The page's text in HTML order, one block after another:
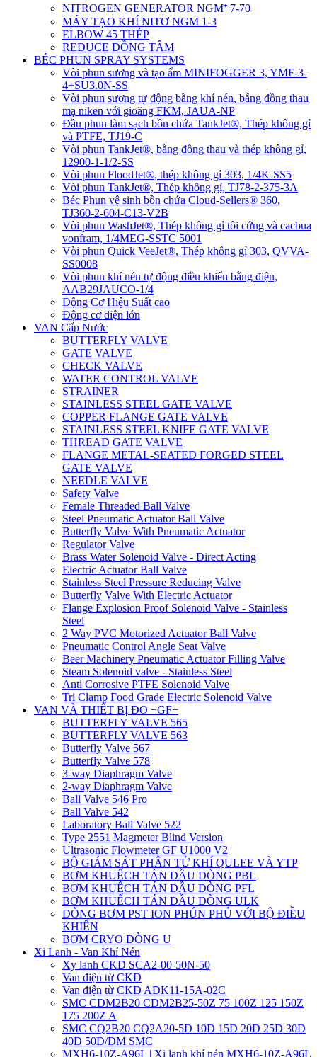
NITROGEN GENERATOR NGM⁺ 7-70
MÁY TẠO KHÍ NITƠ NGM 1-3
ELBOW 45 THÉP
REDUCE ĐỒNG TÂM
BÉC PHUN SPRAY SYSTEMS
Vòi phun sương và tạo ẩm MINIFOGGER 3, YMF-3-
4+SU3.0N-SS
Vòi phun sương tự động bằng khí nén, bằng đồng thau
mạ niken với gioăng FKM, JAUA-NP
Đầu phun làm sạch bồn chứa TankJet®, Thép không gỉ
và PTFE, TJ19-C
Vòi phun TankJet®, bằng đồng thau và thép không gỉ,
12900-1-1/2-SS
Vòi phun FloodJet®, thép không gỉ 303, 1/4K-SS5
Vòi phun TankJet®, Thép không gỉ, TJ78-2-375-3A
Béc Phun vệ sinh bồn chứa Cloud-Sellers® 360,
TJ360-2-604-C13-V2B
Vòi phun WashJet®, Thép không gỉ tôi cứng và cacbua
vonfram, 1/4MEG-SSTC 5001
Vòi phun Quick VeeJet®, Thép không gỉ 303, QVVA-
SS0008
Vòi phun khí nén tự động điều khiển bằng điện,
AAB29JAUCO-1/4
Động Cơ Hiệu Suất cao
Động cơ điện lớn
VAN Cấp Nước
BUTTERFLY VALVE
GATE VALVE
CHECK VALVE
WATER CONTROL VALVE
STRAINER
STAINLESS STEEL GATE VALVE
COPPER FLANGE GATE VALVE
STAINLESS STEEL KNIFE GATE VALVE
THREAD GATE VALVE
FLANGE METAL-SEATED FORGED STEEL
GATE VALVE
NEEDLE VALVE
Safety Valve
Female Threaded Ball Valve
Steel Pneumatic Actuator Ball Valve
Butterfly Valve With Pneumatic Actuator
Regulator Valve
Brass Water Solenoid Valve - Direct Acting
Electric Actuator Ball Valve
Stainless Steel Pressure Reducing Valve
Butterfly Valve With Electric Actuator
Flange Explosion Proof Solenoid Valve - Stainless
Steel
2 Way PVC Motorized Actuator Ball Valve
Pneumatic Control Angle Seat Valve
Beer Machinery Pneumatic Actuator Filling Valve
Steam Solenoid valve - Stainless Steel
Anti Corrosive PTFE Solenoid Valve
Tri Clamp Food Grade Electric Solenoid Valve
VAN VÀ THIẾT BỊ ĐO +GF+
BUTTERFLY VALVE 565
BUTTERFLY VALVE 563
Butterfly Valve 567
Butterfly Valve 578
3-way Diaphragm Valve
2-way Diaphragm Valve
Ball Valve 546 Pro
Ball Valve 542
Laboratory Ball Valve 522
Type 2551 Magmeter Blind Version
Ultrasonic Flowmeter GF U1000 V2
BỘ GIÁM SÁT PHÂN TỬ KHÍ QULEE VÀ YTP
BƠM KHUẾCH TÁN DẦU DÒNG PBL
BƠM KHUẾCH TÁN DẦU DÒNG PFL
BƠM KHUẾCH TÁN DẦU DÒNG ULK
DÒNG BƠM PST ION PHÚN PHỦ VỚI BỘ ĐIỀU
KHIỂN
BƠM CRYO DÒNG U
Xi Lanh - Van Khí Nén
Xy lanh CKD SCA2-00-50N-50
Van điện từ CKD
Van điện từ CKD ADK11-15A-02C
SMC CDM2B20 CDM2B25-50Z 75 100Z 125 150Z
175 200Z A
SMC CQ2B20 CQ2A20-5D 10D 15D 20D 25D 30D
40D 50D/DM SMC
MXH6-10Z-A96L | Xi lanh khí nén MXH6-10Z-A96L